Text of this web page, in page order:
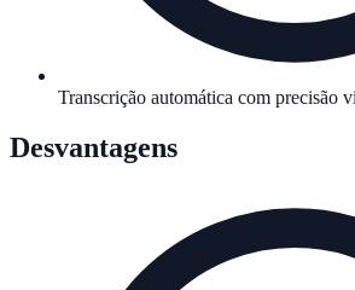
Transcrição automática com precisão
Desvantagens